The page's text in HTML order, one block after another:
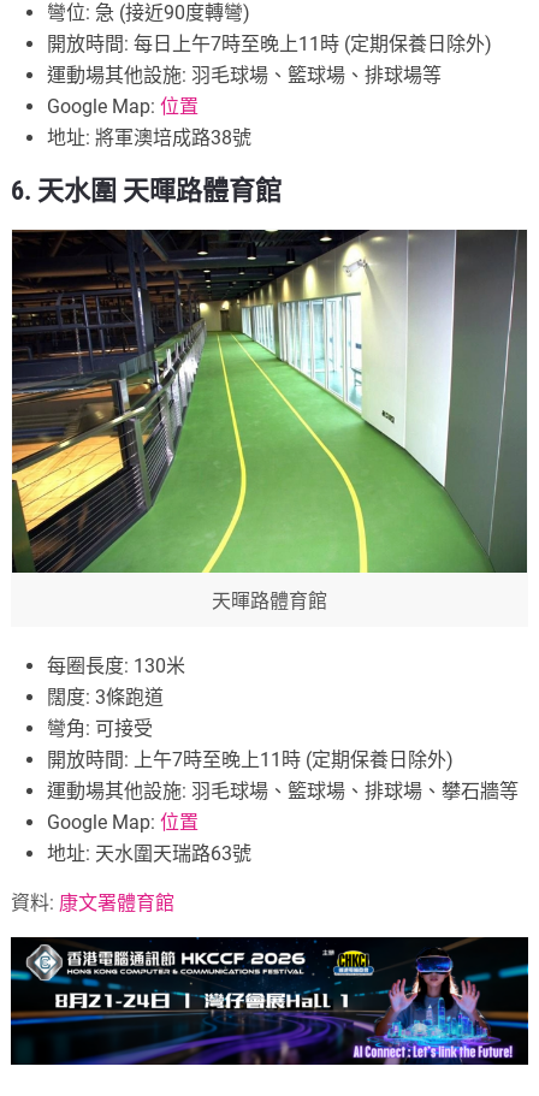
彎位: 急 (接近90度轉彎)
開放時間: 每日上午7時至晚上11時 (定期保養日除外)
運動場其他設施: 羽毛球場、籃球場、排球場等
Google Map:位置
地址: 將軍澳培成路38號
6. 天水圍 天暉路體育館
天暉路體育館
每圈長度: 130米
闊度: 3條跑道
彎角: 可接受
開放時間: 上午7時至晚上11時 (定期保養日除外)
運動場其他設施: 羽毛球場、籃球場、排球場、攀石牆等
Google Map:位置
地址: 天水圍天瑞路63號
資料: 康文署體育館